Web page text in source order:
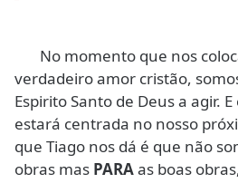
No momento que nos
verdadeiro amor cristão,
Espirito Santo de Deus a agir.
estará centrada no nosso
que Tiago nos dá é que não
obras mas PARAas boas